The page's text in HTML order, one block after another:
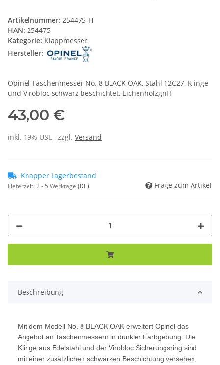
Artikelnummer: 254475-H
HAN: 254475
Kategorie: Klappmesser
Hersteller:
Opinel Taschenmesser No. 8 BLACK OAK, Stahl 12C27, Klinge
und Virobloc schwarz beschichtet, Eichenholzgriff
43,00 €
inkl. 19% USt. , zzgl. Versand
Knapper Lagerbestand
Lieferzeit:2 - 5 Werktage (DE) Frage zum Artikel
Beschreibung
Mit dem Modell No. 8 BLACK OAK erweitert Opinel das
Angebot an Taschenmessern in dunkler Farbgebung. Die
Klinge aus Edelstahl und der Virobloc Sicherungsring sind
mit einer zusätzlichen schwarzen Beschichtung versehen,